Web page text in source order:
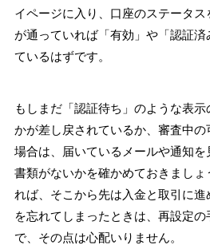
イページに入り、口座のステータ
が通っていれば「有効」や「認証
ているはずです。
もしまだ「認証待ち」のような表
かが差し戻されているか、審査中
場合は、届いているメールや通知
書類がないかを確かめておきましょ
れば、そこから先は入金と取引に
を忘れてしまったときは、再設定
で、その点は心配いりません。